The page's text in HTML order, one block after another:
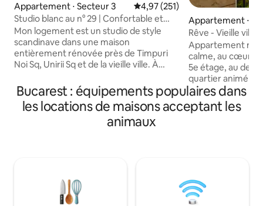
Appartement ⋅ Secteur 3 Évaluation moyenne sur la
4,97 (251)
Studio blanc au n° 29 | Confortable et
chaleureux | Métro | Wifi
Mon logement est un studio de style
scandinave dans une maison
entièrement rénovée près de Timpuri
Noi Sq, Unirii Sq et de la vieille ville. À
de la Haute Cour, des cafés, des
restaurants et du parc Tineretului. À
proximité se trouvent les principales
universités comme N. Titulescu, D.
verre de vin après avoir exploré
Bucarest ! J'espère que vous
Appartement ⋅
Rêve - Vieille ville
Grand balcon
Appartement
calme, au cœur
5e étage, au
quartier animé
est calme et sûr.
notre grand
ville, cuisinez
automatique de
change et des
disponibles à
Bucarest : équipements populaires dans
les locations de maisons acceptant les
animaux